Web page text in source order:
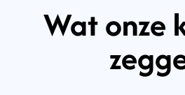
Wat onze